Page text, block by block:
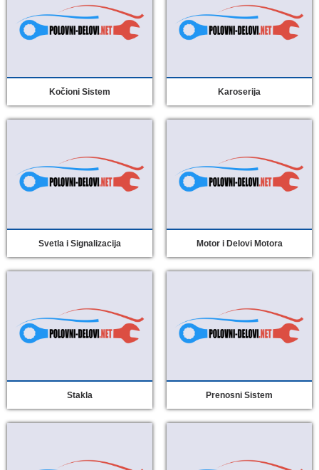
Kočioni Sistem Karoserija
Svetla i Signalizacija Motor i Delovi Motora
Stakla Prenosni Sistem